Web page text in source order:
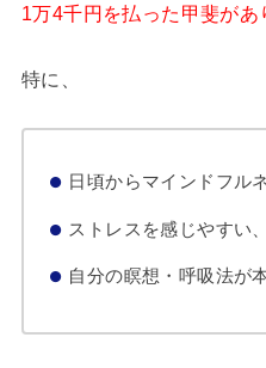
1万4千円を払った甲斐が
特に、
日頃からマインドフル
ストレスを感じやすい
自分の瞑想・呼吸法が